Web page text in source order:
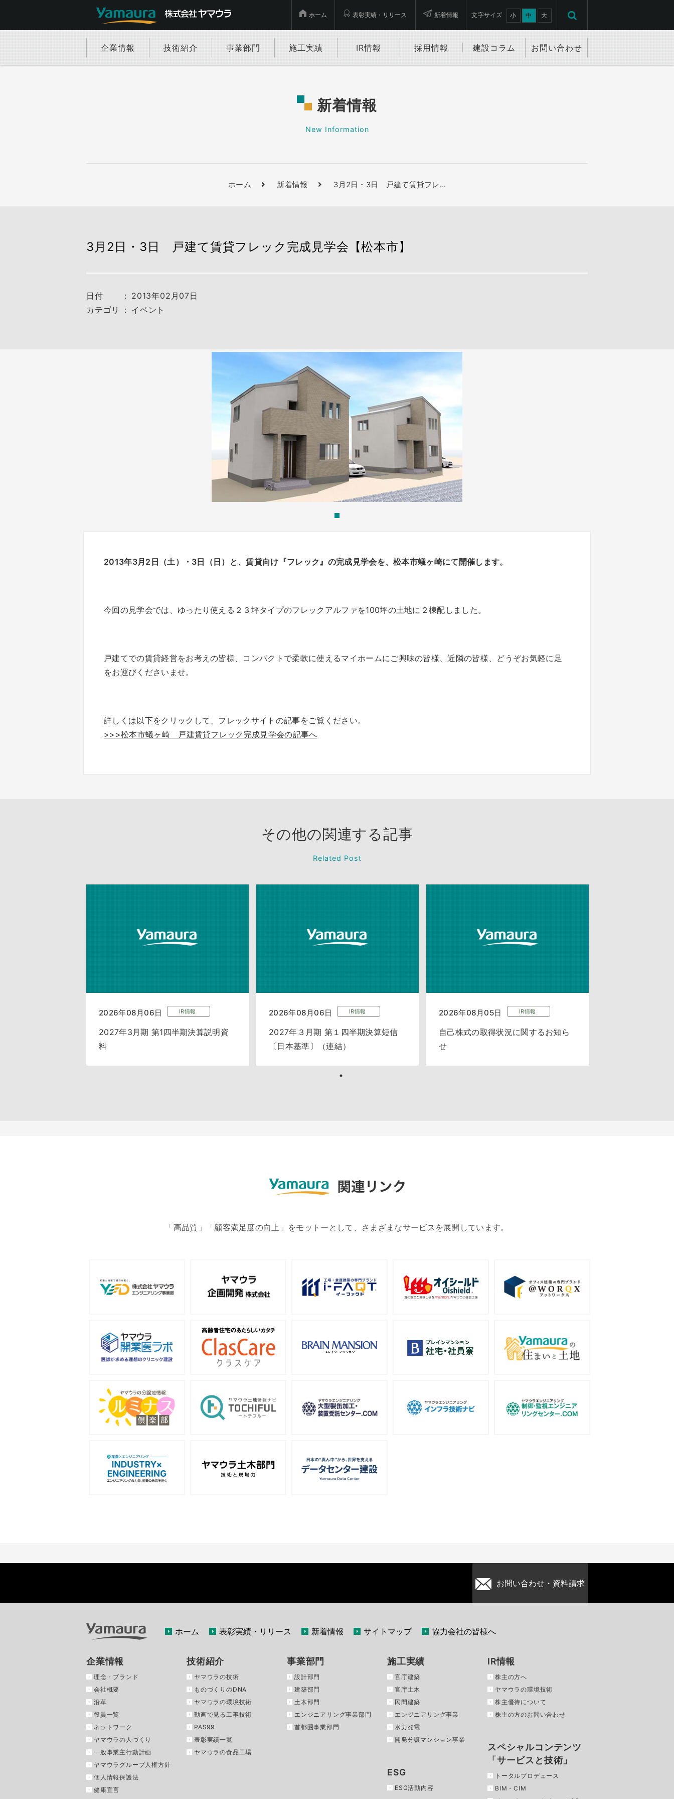
ホーム 表彰実績・リリース 新着情報 文字サイズ 小 中 大
企業情報 技術紹介 事業部門 施工実績 IR情報 採用情報 建設コラム お問い合わせ
新着情報
New Information
ホーム 新着情報 3月2日・3日 戸建て賃貸フレ …
3月2日・3日 戸建て賃貸フレック完成見学会【松本市】
日付 ： 2013年02月07日
カテゴリ
： イベント
2013年3月2日（土）・3日（日）と、賃貸向け『フレック』の完成見学会を、松本市蟻ヶ崎にて開催します。
今回の見学会では、ゆったり使える２３坪タイプのフレックアルファを100坪の土地に２棟配しました。
戸建てでの賃貸経営をお考えの皆様、コンパクトで柔軟に使えるマイホームにご興味の皆様、近隣の皆様、どうぞお気軽に足
をお運びくださいませ。
詳しくは以下をクリックして、フレックサイトの記事をご覧ください。
>>>松本市蟻ヶ崎 戸建賃貸フレック完成見学会の記事へ
その他の関連する記事
Related Post
2026年08月06日 IR情報
2027年3月期 第1四半期決算説明資
料
2026年08月06日 IR情報
2027年３月期 第１四半期決算短信
〔日本基準〕（連結）
2026年08月05日 IR情報
自己株式の取得状況に関するお知ら
せ
「高品質」「顧客満足度の向上」をモットーとして、さまざまなサービスを展開しています。
お問い合わせ・資料請求
ホーム 表彰実績・リリース 新着情報 サイトマップ 協力会社の皆様へ
企業情報
理念・ブランド
会社概要
沿革
役員一覧
ネットワーク
ヤマウラの人づくり
一般事業主行動計画
ヤマウラグループ人権方針
個人情報保護法
健康宣言
技術紹介
ヤマウラの技術
ものづくりのDNA
ヤマウラの環境技術
動画で見る工事技術
PAS99
表彰実績一覧
ヤマウラの食品工場
事業部門
設計部門
建築部門
土木部門
エンジニアリング事業部門
首都圏事業部門
施工実績
官庁建築
官庁土木
民間建築
エンジニアリング事業
水力発電
開発分譲マンション事業
ESG
ESG活動内容
IR情報
株主の方へ
ヤマウラの環境技術
株主優待について
株主の方のお問い合わせ
スペシャルコンテンツ
「サービスと技術」
トータルプロデュース
BIM・CIM